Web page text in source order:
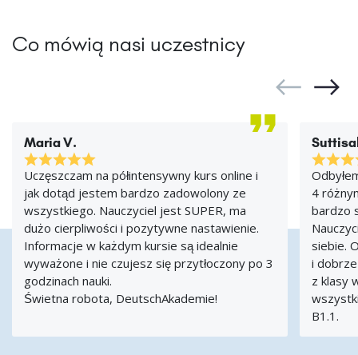
Co mówią nasi uczestnicy
Maria V.
Uczęszczam na półintensywny kurs online i
jak dotąd jestem bardzo zadowolony ze
wszystkiego. Nauczyciel jest SUPER, ma
dużo cierpliwości i pozytywne nastawienie.
Informacje w każdym kursie są idealnie
wyważone i nie czujesz się przytłoczony po 3
godzinach nauki.
Świetna robota, DeutschAkademie!
4
bardzo
siebie.
i
z klasy
B1.1.